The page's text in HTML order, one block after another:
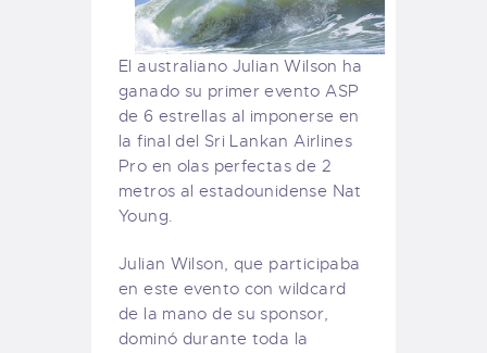
El australiano Julian Wilson ha
ganado su primer evento ASP
de 6 estrellas al imponerse en
la final del Sri Lankan Airlines
Pro en olas perfectas de 2
metros al estadounidense Nat
Young.
Julian Wilson, que participaba
en este evento con wildcard
de la mano de su sponsor,
dominó durante toda la